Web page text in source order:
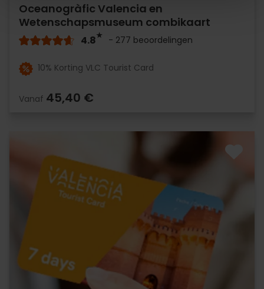
Oceanogràfic Valencia en
Wetenschapsmuseum combikaart
4.8 - 277 beoordelingen
10% Korting VLC Tourist Card
Vanaf 45,40 €